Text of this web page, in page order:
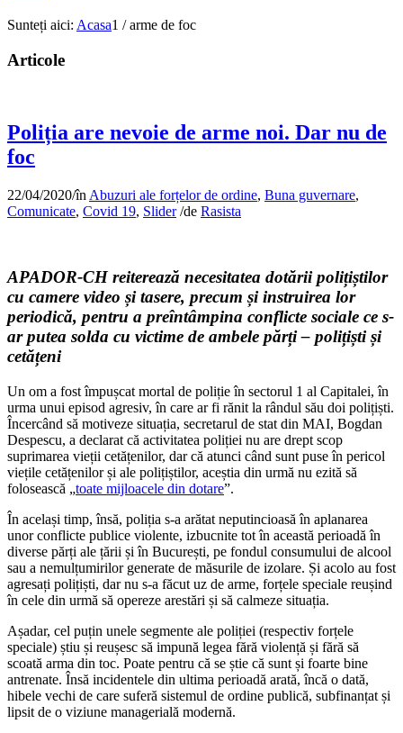
Sunteți aici: Acasa1 / arme de foc
Articole
Poliția are nevoie de arme noi. Dar nu de
foc
22/04/2020/în Abuzuri ale forțelor de ordine, Buna guvernare,
Comunicate, Covid 19, Slider /de Rasista
APADOR-CH reiterează necesitatea dotării polițiștilor
cu camere video și tasere, precum și instruirea lor
periodică, pentru a preîntâmpina conflicte sociale ce s-
ar putea solda cu victime de ambele părți – polițiști și
cetățeni
Un om a fost împușcat mortal de poliție în sectorul 1 al Capitalei, în
urma unui episod agresiv, în care ar fi rănit la rândul său doi polițiști.
Încercând să motiveze situația, secretarul de stat din MAI, Bogdan
Despescu, a declarat că activitatea poliției nu are drept scop
suprimarea vieții cetățenilor, dar că atunci când sunt puse în pericol
viețile cetățenilor și ale polițiștilor, aceștia din urmă nu ezită să
folosească „toate mijloacele din dotare”.
În același timp, însă, poliția s-a arătat neputincioasă în aplanarea
unor conflicte publice violente, izbucnite tot în această perioadă în
diverse părți ale țării și în București, pe fondul consumului de alcool
sau a nemulțumirilor generate de măsurile de izolare. Și acolo au fost
agresați polițiști, dar nu s-a făcut uz de arme, forțele speciale reușind
în cele din urmă să opereze arestări și să calmeze situația.
Așadar, cel puțin unele segmente ale poliției (respectiv forțele
speciale) știu și reușesc să impună legea fără violență și fără să
scoată arma din toc. Poate pentru că se știe că sunt și foarte bine
antrenate. Însă incidentele din ultima perioadă arată, încă o dată,
hibele vechi de care suferă sistemul de ordine publică, subfinanțat și
lipsit de o viziune managerială modernă.